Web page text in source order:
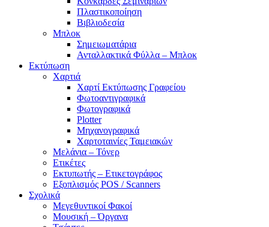
Πλαστικοποίηση
Βιβλιοδεσία
Μπλοκ
Σημειωματάρια
Ανταλλακτικά Φύλλα – Μπλοκ
Εκτύπωση
Χαρτιά
Χαρτί Εκτύπωσης Γραφείου
Φωτοαντιγραφικά
Φωτογραφικά
Plotter
Μηχανογραφικά
Χαρτοταινίες Ταμειακών
Μελάνια – Τόνερ
Ετικέτες
Εκτυπωτής – Ετικετογράφος
Εξοπλισμός POS / Scanners
Σχολικά
Μεγεθυντικοί Φακοί
Μουσική – Όργανα